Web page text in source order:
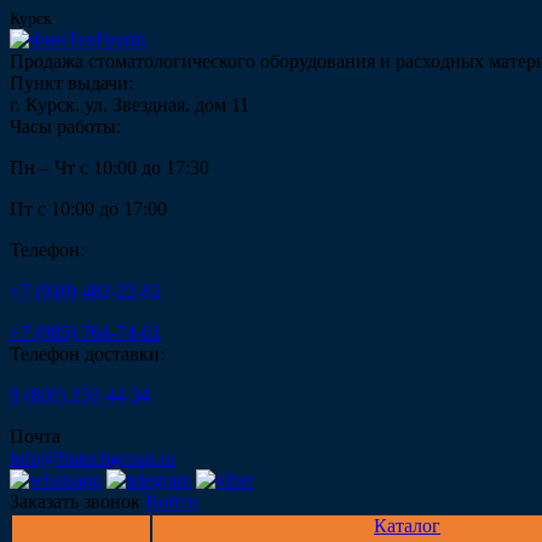
Курск
Продажа стоматологического оборудования и расходных
Пункт выдачи:
г. Курск, ул. Звездная, дом 11
Часы работы:
Пн – Чт с 10:00 до 17:30
Пт с 10:00 до 17:00
Телефон:
+7 (910) 482-22-82
+7 (985) 764-74-61
Телефон доставки:
8 (800) 250-44-34
Почта
info@fintechgroup.ru
Заказать звонок Войти
Каталог